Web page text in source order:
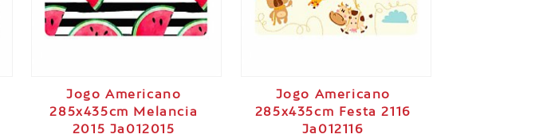
Jogo Americano
285x435cm Melancia
2015 Ja012015
Jogo Americano
285x435cm Festa 2116
Ja012116